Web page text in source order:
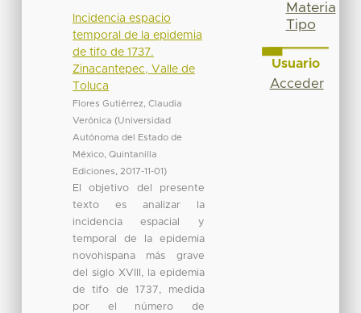
Incidencia espacio
temporal de la epidemia
de tifo de 1737.
Zinacantepec, Valle de
Toluca
Flores Gutiérrez, Claudia
Verónica (Universidad
Autónoma del Estado de
México, Quintanilla
Ediciones
2017-11-01)
El objetivo del presente
texto es analizar la
incidencia espacial y
temporal de la epidemia
novohispana más grave
del siglo XVIII, la epidemia
de tifo de 1737, medida
por el número de
Materia
Tipo
Usuario
Acceder